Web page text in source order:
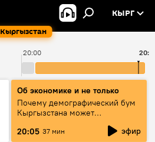
Кыргызстан
КЫРГ
20:00
Об экономике и не только
Почему демографический бум
Кыргызстана может
превратиться в проблему и как
этого избежать
20:05 37 мин эфир